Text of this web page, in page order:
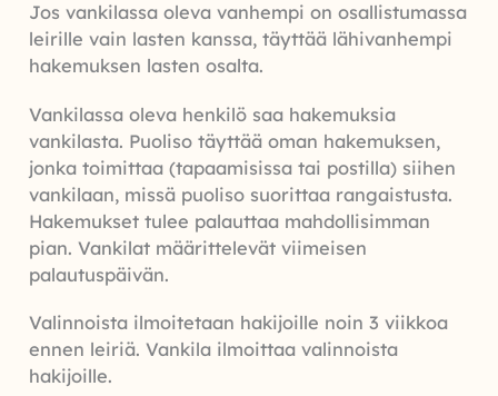
Jos vankilassa oleva vanhempi on osallistumassa
leirille vain lasten kanssa, täyttää lähivanhempi
hakemuksen lasten osalta.
Vankilassa oleva henkilö saa hakemuksia
vankilasta. Puoliso täyttää oman hakemuksen,
jonka toimittaa (tapaamisissa tai postilla) siihen
vankilaan, missä puoliso suorittaa rangaistusta.
Hakemukset tulee palauttaa mahdollisimman
pian. Vankilat määrittelevät viimeisen
palautuspäivän.
Valinnoista ilmoitetaan hakijoille noin 3 viikkoa
ennen leiriä. Vankila ilmoittaa valinnoista
hakijoille.